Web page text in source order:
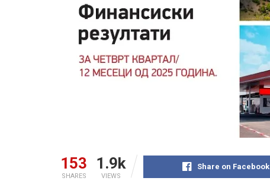
153
SHARES
1.9k
VIEWS
Share on Facebook